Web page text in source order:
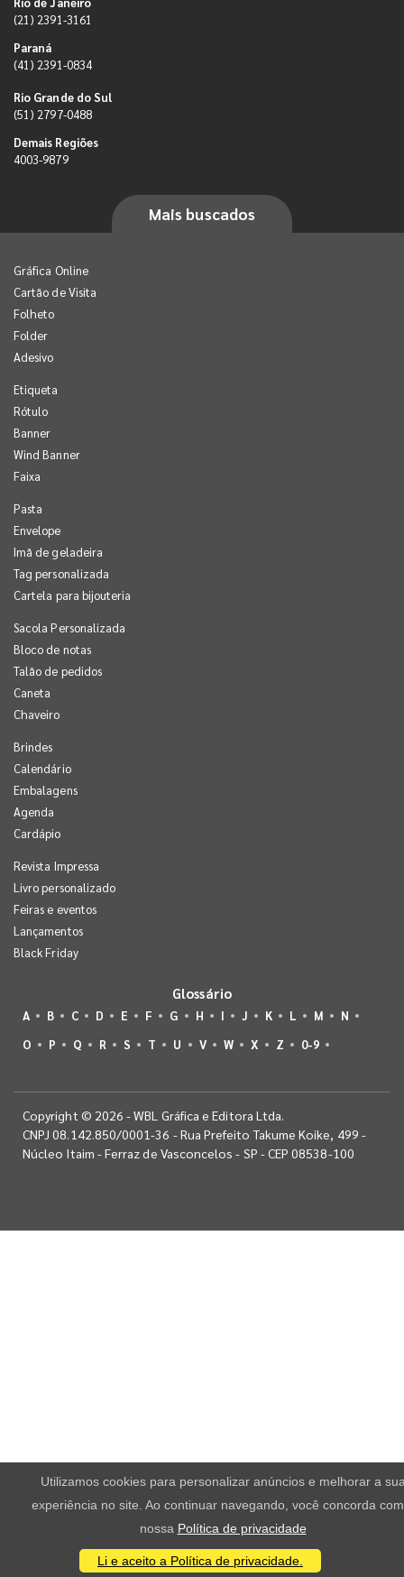
(21) 2391-3161
Paraná
(41) 2391-0834
Rio Grande do Sul
(51) 2797-0488
Demais Regiões
4003-9879
Mais buscados
Gráfica Online
Cartão de Visita
Folheto
Folder
Adesivo
Etiqueta
Rótulo
Banner
Wind Banner
Faixa
Pasta
Envelope
Imã de geladeira
Tag personalizada
Cartela para bijouteria
Sacola Personalizada
Bloco de notas
Talão de pedidos
Caneta
Chaveiro
Brindes
Calendário
Embalagens
Agenda
Cardápio
Revista Impressa
Livro personalizado
Feiras e eventos
Lançamentos
Black Friday
Glossário
A B C D E F G H I J K L M
N
O
P Q R S T U V W X Z 0-9
Copyright © 2026 - WBL Gráfica e Editora Ltda.
CNPJ 08.142.850/0001-36 - Rua Prefeito Takume Koike, 499 -
Núcleo Itaim - Ferraz de Vasconcelos - SP - CEP 08538-100
Utilizamos cookies para personalizar anúncios e melhorar a
experiência no site. Ao continuar navegando, você concorda
nossa Política de privacidade
Li e aceito a Política de privacidade.